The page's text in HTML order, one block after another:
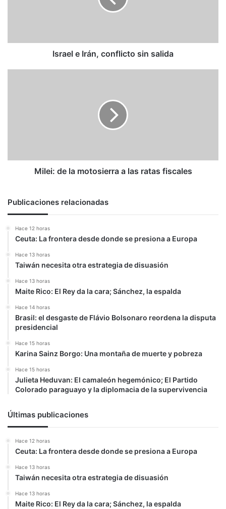
Israel e Irán, conflicto sin salida
Milei: de la motosierra a las ratas fiscales
Publicaciones relacionadas
Hace 12 horas
Ceuta: La frontera desde donde se presiona a Europa
Hace 13 horas
Taiwán necesita otra estrategia de disuasión
Hace 13 horas
Maite Rico: El Rey da la cara; Sánchez, la espalda
Hace 14 horas
Brasil: el desgaste de Flávio Bolsonaro reordena la disputa
presidencial
Hace 15 horas
Karina Sainz Borgo: Una montaña de muerte y pobreza
Hace 15 horas
Julieta Heduvan: El camaleón hegemónico; El Partido
Colorado paraguayo y la diplomacia de la supervivencia
Últimas publicaciones
Hace 12 horas
Ceuta: La frontera desde donde se presiona a Europa
Hace 13 horas
Taiwán necesita otra estrategia de disuasión
Hace 13 horas
Maite Rico: El Rey da la cara; Sánchez, la espalda